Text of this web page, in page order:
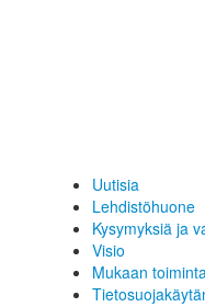
Uutisia
Lehdistöhuone
Kysymyksiä ja
Visio
Mukaan